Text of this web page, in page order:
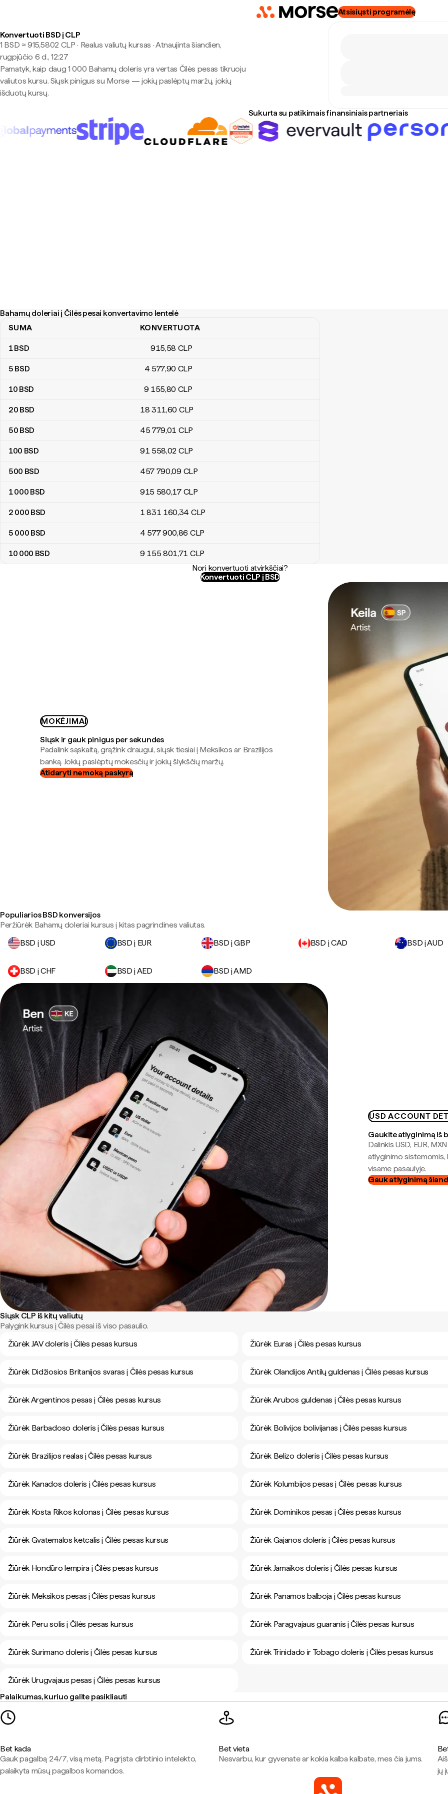
Atsisiųsti programėlę
Konvertuoti BSD į CLP
1 BSD ≈ 915,5802 CLP · Realus valiutų kursas ·Atnaujinta šiandien,
rugpjūčio 6 d., 12:27
Pamatyk, kaip daug 1 000 Bahamų doleris yra vertas Čilės pesas tikruoju
valiutos kursu. Siųsk pinigus su Morse — jokių paslėptų maržų, jokių
išduotų kursų.
Sukurta su patikimais finansiniais partneriais
Bahamų doleriai į Čilės pesai konvertavimo lentelė
Bahamų doleriai į Čilės pesai konvertavimo lentelė
SUMA KONVERTUOTA
1BSD 915,58 CLP
5 BSD 4 577,90 CLP
10 BSD 9 155,80 CLP
20 BSD 18 311,60 CLP
50 BSD 45 779,01 CLP
100 BSD 91 558,02 CLP
500 BSD 457 790,09 CLP
1 000 BSD 915 580,17 CLP
2 000 BSD 1 831 160,34 CLP
5 000 BSD 4 577 900,86 CLP
10 000 BSD 9 155 801,71 CLP
Nori konvertuoti atvirkščiai?
Konvertuoti CLP į BSD
MOKĖJIMAI
Siųsk ir gauk pinigus per sekundes
Padalink sąskaitą, grąžink draugui, siųsk tiesiai į Meksikos ar Brazilijos
banką. Jokių paslėptų mokesčių ir jokių šlykščių maržų.
Atidaryti nemoką paskyrą
Populiarios BSD konversijos
Peržiūrėk Bahamų doleriai kursus į kitas pagrindines valiutas.
BSD į USD
BSD į EUR BSD į GBP BSD į CAD BSD į AUD
BSD į CHF BSD į AED BSD į AMD
USD ACCOUNT
Gaukite atlyginimą iš
Dalinkis USD, EUR,
atlyginimo
visame pasaulyje.
Gauk atlyginimą
Siųsk CLP iš kitų valiutų
Palygink kursus į Čilės pesai iš viso pasaulio.
Žiūrėk JAV doleris į Čilės pesas kursus
Žiūrėk Euras į Čilės pesas kursus
Žiūrėk Didžiosios Britanijos svaras į Čilės pesas kursus Žiūrėk Olandijos Antilų guldenas į Čilės pesas kursus
Žiūrėk Argentinos pesas į Čilės pesas kursus Žiūrėk Arubos guldenas į Čilės pesas kursus
Žiūrėk Barbadoso doleris į Čilės pesas kursus Žiūrėk Bolivijos bolivijanas į Čilės pesas kursus
Žiūrėk Brazilijos realas į Čilės pesas kursus Žiūrėk Belizo doleris į Čilės pesas kursus
Žiūrėk Kanados doleris į Čilės pesas kursus Žiūrėk Kolumbijos pesas į Čilės pesas kursus
Žiūrėk Kosta Rikos kolonas į Čilės pesas kursus Žiūrėk Dominikos pesas į Čilės pesas kursus
Žiūrėk Gvatemalos ketcalis į Čilės pesas kursus Žiūrėk Gajanos doleris į Čilės pesas kursus
Žiūrėk Hondūro lempira į Čilės pesas kursus Žiūrėk Jamaikos doleris į Čilės pesas kursus
Žiūrėk Meksikos pesas į Čilės pesas kursus Žiūrėk Panamos balboja į Čilės pesas kursus
Žiūrėk Peru solis į Čilės pesas kursus Žiūrėk Paragvajaus guaranis į Čilės pesas kursus
Žiūrėk Surimano doleris į Čilės pesas kursus Žiūrėk Trinidado ir Tobago doleris į Čilės pesas kursus
Žiūrėk Urugvajaus pesas į Čilės pesas kursus
Palaikumas, kuriuo galite pasikliauti
Bet kada
Gauk pagalbą 24/7, visą metą. Pagrįsta dirbtinio intelekto,
palaikyta mūsų pagalbos komandos.
Bet vieta
Nesvarbu, kur gyvenate ar kokia kalba kalbate, mes čia jums.
jų